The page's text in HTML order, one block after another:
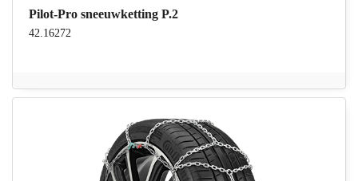
Pilot-Pro sneeuwketting P.2
42.16272